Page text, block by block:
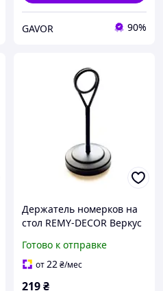
GAVOR 90%
Держатель номерков на
стол REMY-DECOR Веркус
Держатель меню на стол
Готово к отправке
от22₴/мес
219₴